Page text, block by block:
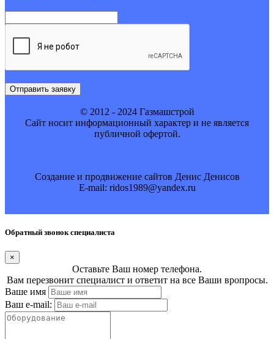
Отправить заявку
© 2012 - 2024 Газмашстрой
Cайт носит информационный характер и не является
публичной офертой.
Создание и продвижение сайтов Денис Денисов
E-mail: ridos1989@yandex.ru
Обратный звонок специалиста
×
Оставьте Ваш номер телефона.
Вам перезвонит специалист и ответит на все Ваши вропросы.
Ваше имя
Ваш e-mail: